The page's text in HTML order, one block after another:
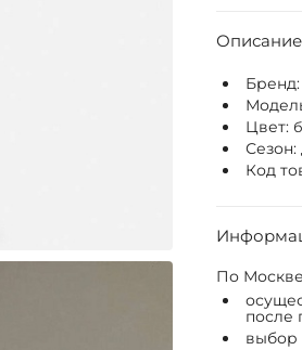
Описание
Цвет:
Сезон:
Код
По
после
выбор